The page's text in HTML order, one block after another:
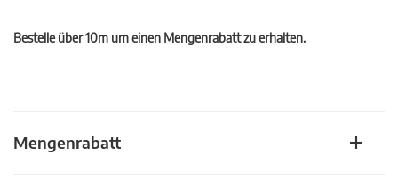
Bestelle über 10m um einen Mengenrabatt zu erhalten.
Mengenrabatt